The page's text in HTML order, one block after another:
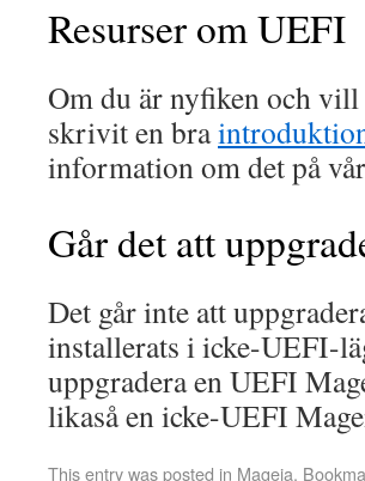
Resurser om UEFI
Om du är nyfiken och
skrivit en bra
information om det på vår
Går det att
Det går inte att
installerats i icke-UEFI-
uppgradera en UEFI
likaså en icke-UEFI
This entry was posted in Mageia.